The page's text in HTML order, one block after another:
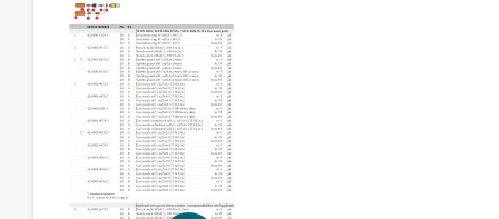
Sliddele Binzel
MB EVO PRO 240 D
MB EVO PRO 401 D
MB EVO PRO 501 D
MB EVO PRO 15
MB EVO PRO 25
MB EVO PRO 24